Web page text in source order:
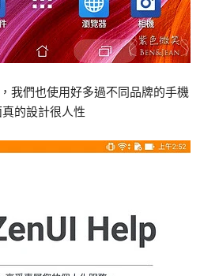
我們也使用好多過不同品牌的手機
的設計很人性